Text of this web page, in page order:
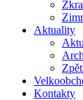
Aktuality
Kontakty